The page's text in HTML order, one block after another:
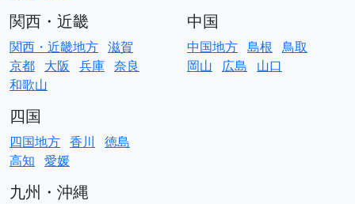
関西・近畿
関西・近畿地方 滋賀
京都 大阪 兵庫 奈良
和歌山
中国
中国地方 島根 鳥取
岡山
広島 山口
四国
四国地方 香川
徳島
高知 愛媛
九州・沖縄